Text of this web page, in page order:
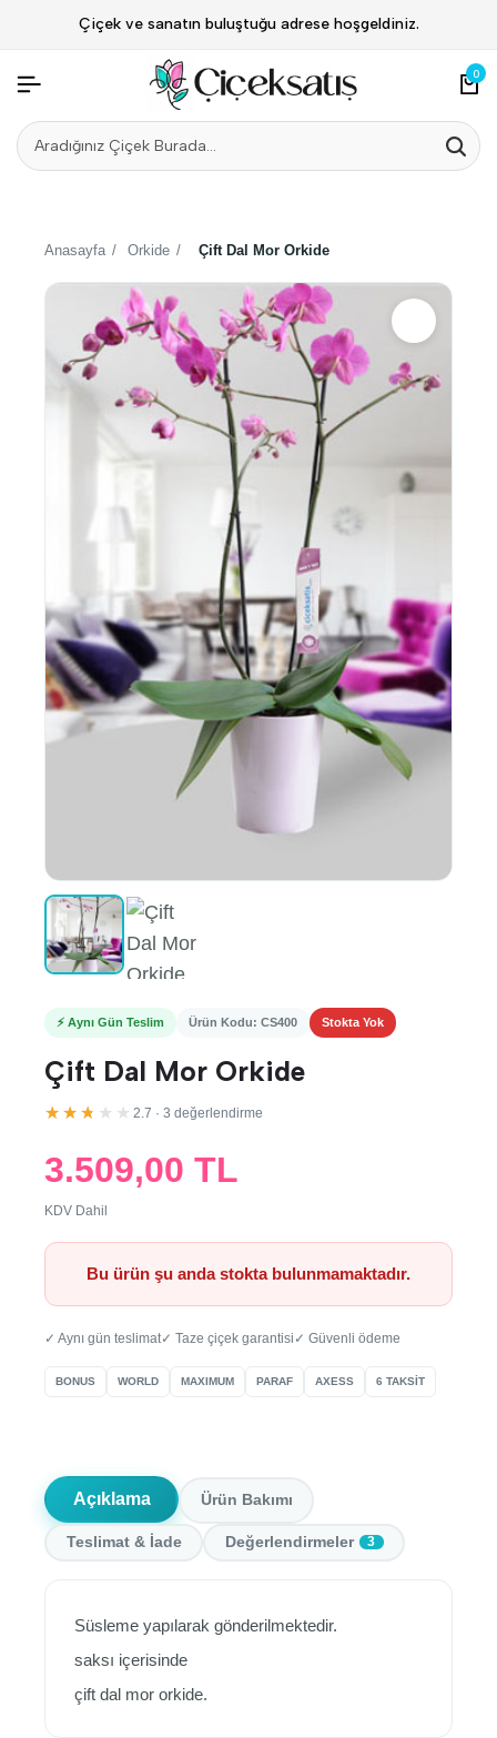
Çiçek ve sanatın buluştuğu adrese hoşgeldiniz.
0
Anasayfa / Orkide / Çift Dal Mor Orkide
⚡ Aynı Gün Teslim Ürün Kodu: CS400 Stokta Yok
Çift Dal Mor Orkide
★★★★★ 2.7 · 3 değerlendirme
3.509,00 TL
KDV Dahil
Bu ürün şu anda stokta bulunmamaktadır.
✓ Aynı gün teslimat✓ Taze çiçek garantisi ✓ Güvenli ödeme
BONUS WORLD MAXIMUM PARAF AXESS 6 TAKSİT
Açıklama Ürün Bakımı
Teslimat & İade Değerlendirmeler 3
Süsleme yapılarak gönderilmektedir.
saksı içerisinde
çift dal mor orkide.